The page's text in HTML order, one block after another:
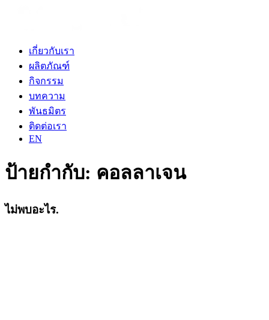
เกี่ยวกับเรา
ผลิตภัณฑ์
กิจกรรม
บทความ
พันธมิตร
ติดต่อเรา
EN
ป้ายกำกับ: คอลลาเจน
ไม่พบอะไร.